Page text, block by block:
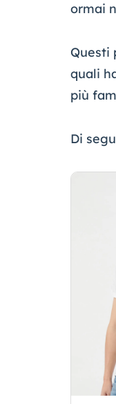
ormai
Questi
quali
più
Di